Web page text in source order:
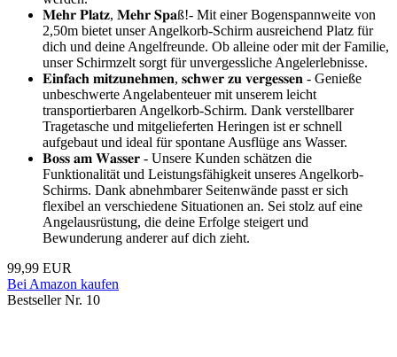
𝐌𝐞𝐡𝐫 𝐏𝐥𝐚𝐭𝐳, 𝐌𝐞𝐡𝐫 𝐒𝐩𝐚ß!- Mit einer Bogenspannweite von
2,50m bietet unser Angelkorb-Schirm ausreichend Platz für
dich und deine Angelfreunde. Ob alleine oder mit der Familie,
unser Schirmzelt sorgt für unvergessliche Angelerlebnisse.
𝐄𝐢𝐧𝐟𝐚𝐜𝐡 𝐦𝐢𝐭𝐳𝐮𝐧𝐞𝐡𝐦𝐞𝐧, 𝐬𝐜𝐡𝐰𝐞𝐫 𝐳𝐮 𝐯𝐞𝐫𝐠𝐞𝐬𝐬𝐞𝐧 - Genieße
unbeschwerte Angelabenteuer mit unserem leicht
transportierbaren Angelkorb-Schirm. Dank verstellbarer
Tragetasche und mitgelieferten Heringen ist er schnell
aufgebaut und ideal für spontane Ausflüge ans Wasser.
𝐁𝐨𝐬𝐬 𝐚𝐦 𝐖𝐚𝐬𝐬𝐞𝐫 - Unsere Kunden schätzen die
Funktionalität und Leistungsfähigkeit unseres Angelkorb-
Schirms. Dank abnehmbarer Seitenwände passt er sich
flexibel an verschiedene Situationen an. Sei stolz auf eine
Angelausrüstung, die deine Erfolge steigert und
Bewunderung anderer auf dich zieht.
99,99 EUR
Bei Amazon kaufen
Bestseller Nr. 10